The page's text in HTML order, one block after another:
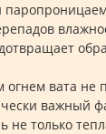
вата не
важный
не только